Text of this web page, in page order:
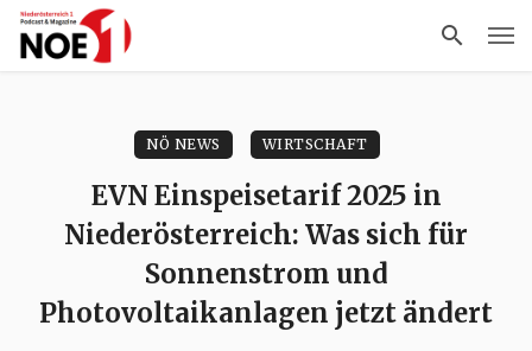
NÖ NEWS WIRTSCHAFT
EVN Einspeisetarif 2025 in
Niederösterreich: Was sich für
Sonnenstrom und
Photovoltaikanlagen jetzt ändert